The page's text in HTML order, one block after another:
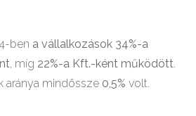
ben a vállalkozások 34%-a
, míg 22%-a Kft.-ként működött
aránya mindössze 0,5% volt.